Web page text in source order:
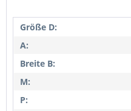
Größe D:
A:
Breite B:
M:
P: